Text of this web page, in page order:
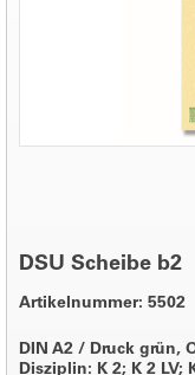
DSU Scheibe b2
Artikelnummer: 5502
DIN A2 / Druck grün,
Disziplin: K 2; K 2 LV;